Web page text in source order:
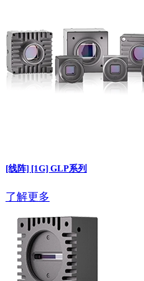
[线阵] [1G] GLP系列
了解更多